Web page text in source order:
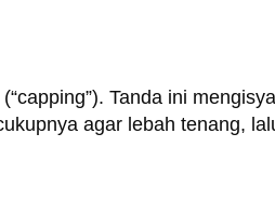
Tanda ini
agar lebah tenang,